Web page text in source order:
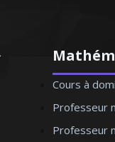
Cours à
Professeur
Professeur